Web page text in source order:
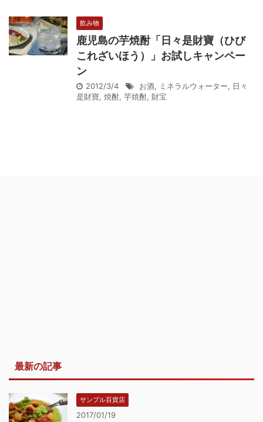
飲み物
鹿児島の芋焼酎「日々是財寶（ひび
これざいほう）」お試しキャンペー
ン
2012/3/4 お酒, ミネラルウォーター, 日々
是財寶, 焼酎, 芋焼酎, 財宝
最新の記事
サンプル百貨店
2017/01/19